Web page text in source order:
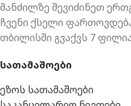
მანძილზე შევიძინეთ
ჩვენი ქსელი
თბილისში გვაქვს 7
სათამაშოები
ეზოს სათამაშოები